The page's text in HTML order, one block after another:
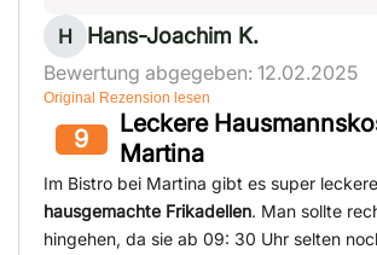
H Hans-Joachim K.
Bewertung abgegeben: 12.02.2025
Original Rezension lesen
9
Leckere
Martina
Im Bistro bei Martina gibt es super leckere
hausgemachte Frikadellen. Man sollte
hingehen, da sie ab 09: 30 Uhr selten